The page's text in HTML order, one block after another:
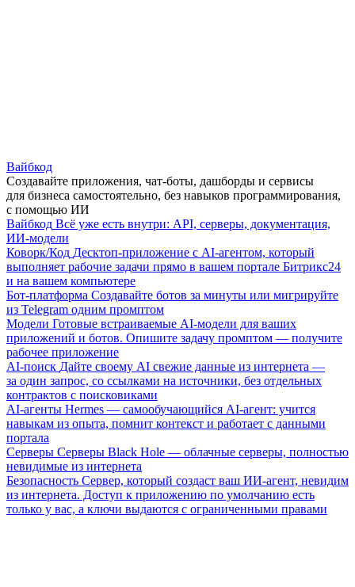
Вайбкод
Создавайте приложения, чат-боты, дашборды и сервисы
для бизнеса самостоятельно, без навыков программирования,
с помощью ИИ
Вайбкод Всё уже есть внутри: API, серверы, документация,
ИИ-модели
Коворк/Код Десктоп-приложение с AI-агентом, который
выполняет рабочие задачи прямо в вашем портале Битрикс24
и на вашем компьютере
Бот-платформа Создавайте ботов за минуты или мигрируйте
из Telegram одним промптом
Модели Готовые встраиваемые AI-модели для ваших
приложений и ботов. Опишите задачу промптом — получите
рабочее приложение
AI-поиск Дайте своему AI свежие данные из интернета —
за один запрос, со ссылками на источники, без отдельных
контрактов с поисковиками
AI-агенты Hermes — самообучающийся AI-агент: учится
навыкам из опыта, помнит контекст и работает с данными
портала
Серверы Серверы Black Hole — облачные серверы, полностью
невидимые из интернета
Безопасность Сервер, который создаст ваш ИИ-агент, невидим
из интернета. Доступ к приложению по умолчанию есть
только у вас, а ключи выдаются с ограниченными правами